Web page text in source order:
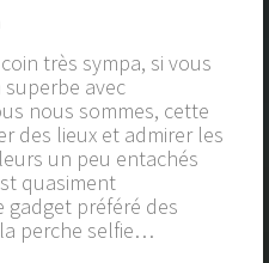
très sympa, si vous
superbe avec
nous sommes, cette
des lieux et admirer les
un peu entachés
quasiment
gadget préféré des
perche selfie…